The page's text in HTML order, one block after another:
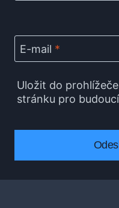
E-mail *
Uložit do
stránku pro